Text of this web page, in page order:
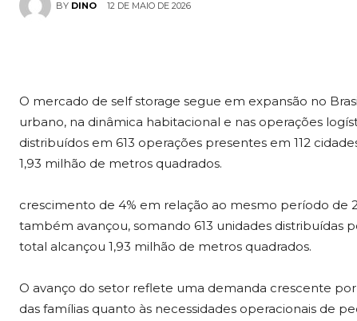
BY DINO 12 DE MAIO DE 2026
O mercado de self storage segue em expansão no
urbano, na dinâmica habitacional e nas operações
distribuídos em 613 operações presentes em 112
1,93 milhão de metros quadrados.
crescimento de 4% em relação ao mesmo período
também avançou, somando 613 unidades distribuídas
total alcançou 1,93 milhão de metros quadrados.
O avanço do setor reflete uma demanda crescente
das famílias quanto às necessidades operacionais de